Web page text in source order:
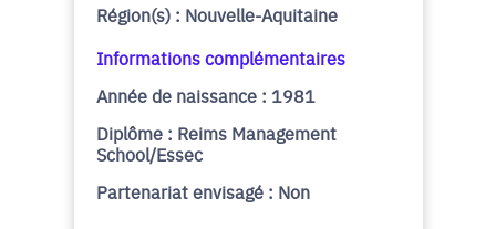
Région(s) : Nouvelle-Aquitaine
Informations complémentaires
Année de naissance : 1981
Diplôme : Reims Management
School/Essec
Partenariat envisagé : Non